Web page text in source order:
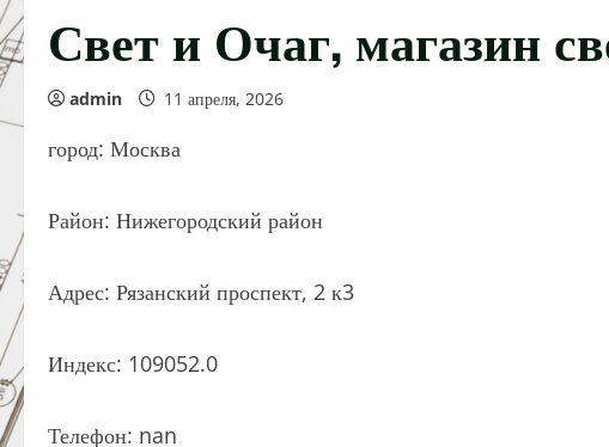
Свет и Очаг, магазин
admin 11 апреля, 2026
город: Москва
Район: Нижегородский район
Адрес: Рязанский проспект, 2 к3
Индекс: 109052.0
Телефон: nan